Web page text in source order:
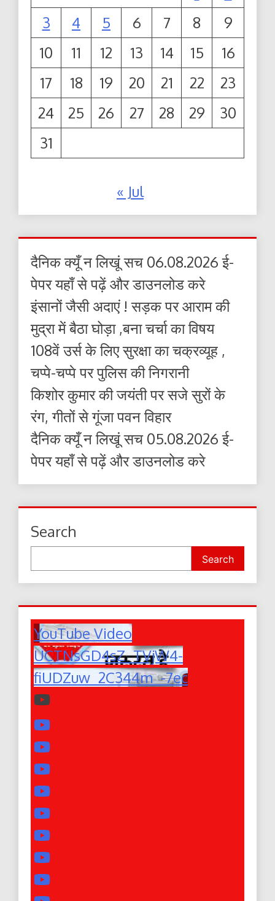
3
4 5 6 7 8
9
10
11 12 13 14 15
16
17
18 19 20 21 22
23
24
25 26 27 28 29
30
31
« Jul
दैनिक क्यूँ न लिखूं सच 06.08.2026 ई-
पेपर यहाँ से पढ़ें और डाउनलोड करे
इंसानों जैसी अदाएं ! सड़क पर आराम की
मुद्रा में बैठा घोड़ा ,बना चर्चा का विषय
108वें उर्स के लिए सुरक्षा का चक्रव्यूह ,
चप्पे-चप्पे पर पुलिस की निगरानी
किशोर कुमार की जयंती पर सजे सुरों के
रंग, गीतों से गूंजा पवन विहार
दैनिक क्यूँ न लिखूं सच 05.08.2026 ई-
पेपर यहाँ से पढ़ें और डाउनलोड करे
Search
Search
YouTube Video
UCTNsGD4sZ_TVjW4-
fiUDZuw_2C344m_-7ec